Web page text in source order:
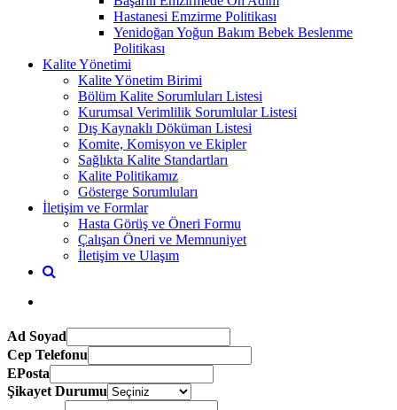
Hastanesi Emzirme Politikası
Yenidoğan Yoğun Bakım Bebek Beslenme
Politikası
Kalite Yönetimi
Kalite Yönetim Birimi
Bölüm Kalite Sorumluları Listesi
Kurumsal Verimlilik Sorumlular Listesi
Dış Kaynaklı Döküman Listesi
Komite, Komisyon ve Ekipler
Sağlıkta Kalite Standartları
Kalite Politikamız
Gösterge Sorumluları
İletişim ve Formlar
Hasta Görüş ve Öneri Formu
Çalışan Öneri ve Memnuniyet
İletişim ve Ulaşım
Ad Soyad
Cep Telefonu
EPosta
Şikayet Durumu